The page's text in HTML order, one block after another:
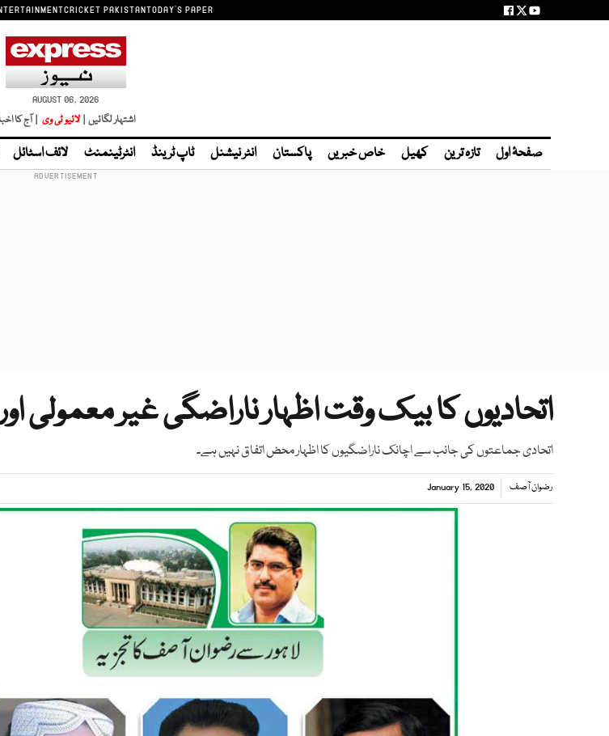
CRICKET PAKISTANTODAY'S PAPER
AUGUST 06, 2026
اشتہار لگائیں | لائیو ٹی وی | آج کا
صفحۂ اول تازہ ترین کھیل خاص خبریں پاکستان انٹر نیشنل ٹاپ ٹرینڈ انٹرٹینمنٹ لائف اسٹائل
اتحادیوں کا بیک وقت اظہار ناراضگی غیر معمولی
اتحادی جماعتوں کی جانب سے اچانک ناراضگیوں کا اظہار محض اتفاق نہیں ہے۔
رضوان آصف January 15, 2020